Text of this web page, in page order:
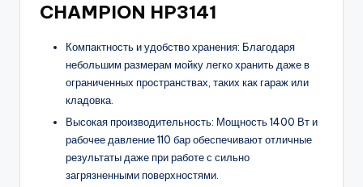
CHAMPION HP3141
Компактность и удобство хранения: Благодаря
небольшим размерам мойку легко хранить даже в
ограниченных пространствах, таких как гараж или
кладовка.
Высокая производительность: Мощность 1400 Вт и
рабочее давление 110 бар обеспечивают отличные
результаты даже при работе с сильно
загрязненными поверхностями.